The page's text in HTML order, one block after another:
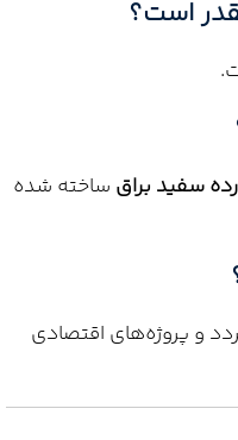
است؟
سفید براق ساخته شده
و پروژه‌های اقتصادی